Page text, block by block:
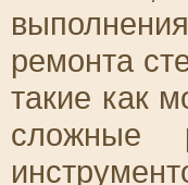
ремонта
такие как
сложные